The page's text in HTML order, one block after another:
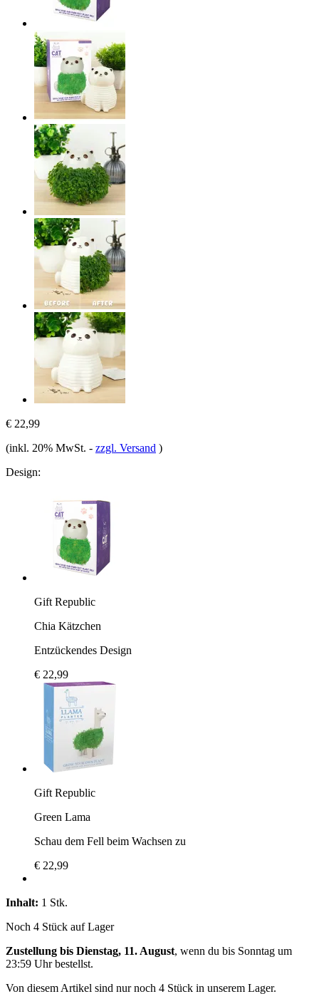
€ 22,99
(inkl. 20% MwSt. - zzgl. Versand )
Design:
Gift Republic
Chia Kätzchen
Entzückendes Design
€ 22,99
Gift Republic
Green Lama
Schau dem Fell beim Wachsen zu
€ 22,99
Inhalt: 1 Stk.
Noch 4 Stück auf Lager
Zustellung bis Dienstag, 11. August, wenn du bis Sonntag um
23:59 Uhrbestellst.
Von diesem Artikel sind nur noch 4 Stück in unserem Lager.